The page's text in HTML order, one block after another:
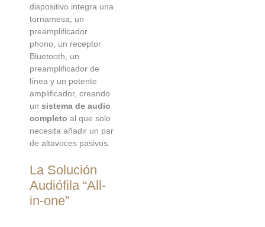
dispositivo integra una
tornamesa, un
preamplificador
phono, un receptor
Bluetooth, un
preamplificador de
línea y un potente
amplificador, creando
un sistema de audio
completo al que solo
necesita añadir un par
de altavoces pasivos.
La Solución
Audiófila “All-
in-one”